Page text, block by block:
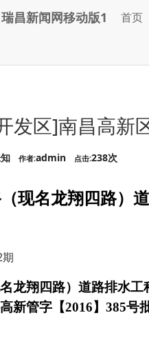
昌新闻网移动版1 首页
发区]南昌高新
作者:admin 点击:238次
现名龙翔四路）
龙翔四路）道路排水工
新管字【2016】 385号